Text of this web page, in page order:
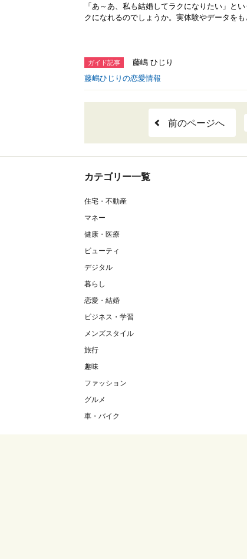
「あ～あ、私も結婚してラクになりたい」と
クになれるのでしょうか。実体験やデータを
ガイド記事
藤嶋 ひじり
藤嶋ひじりの恋愛情報
前のページへ
カテゴリー一覧
住宅・不動産
マネー
健康・医療
ビューティ
デジタル
暮らし
恋愛・結婚
ビジネス・学習
メンズスタイル
旅行
趣味
ファッション
グルメ
車・バイク